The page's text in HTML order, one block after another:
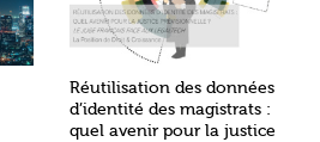
Réutilisation des données
d’identité des magistrats :
quel avenir pour la justice